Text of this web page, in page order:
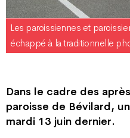
Les paroissiennes et
échappé à la traditionnelle
Dans le cadre des
paroisse de Bévilard,
mardi 13 juin dernier.